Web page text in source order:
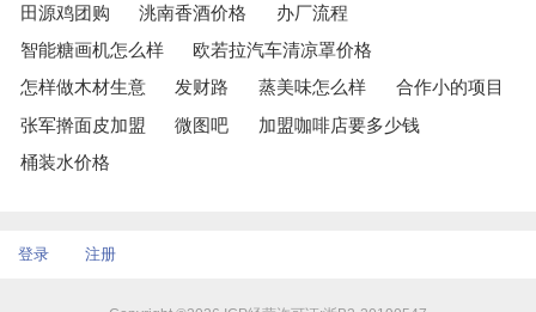
田源鸡团购
洮南香酒价格
办厂流程
智能糖画机怎么样
欧若拉汽车清凉罩价格
怎样做木材生意
发财路 蒸美味怎么样
合作小的项目
张军擀面皮加盟
微图吧
加盟咖啡店要多少钱
桶装水价格
登录 注册